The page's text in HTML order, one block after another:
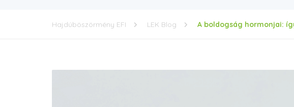
Hajdúböszörmény EFI LEK Blog A boldogság hormonjai: